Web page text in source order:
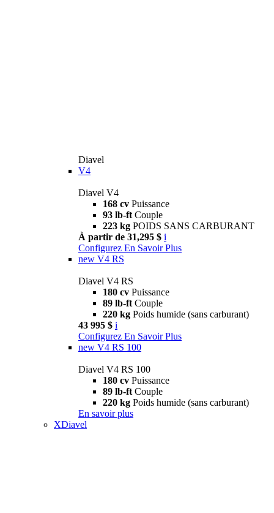
Diavel
V4
Diavel V4
168 cv Puissance
93 lb-ft Couple
223 kg POIDS SANS CARBURANT
À partir de 31,295 $ i
Configurez En Savoir Plus
new V4 RS
Diavel V4 RS
180 cv Puissance
89 lb-ft Couple
220 kg Poids humide (sans carburant)
43 995 $ i
Configurez En Savoir Plus
new V4 RS 100
Diavel V4 RS 100
180 cv Puissance
89 lb-ft Couple
220 kg Poids humide (sans carburant)
En savoir plus
XDiavel